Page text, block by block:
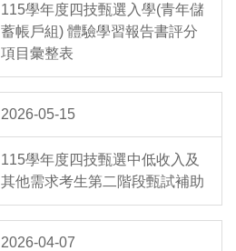
115學年度四技甄選入學(青年儲
蓄帳戶組) 體驗學習報告書評分
項目彙整表
2026-05-15
115學年度四技甄選中低收入及
其他需求考生第二階段甄試補助
2026-04-07